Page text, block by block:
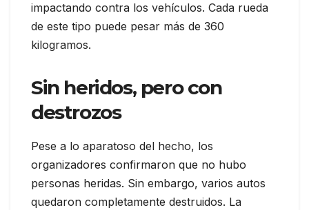
impactando contra los vehículos. Cada rueda
de este tipo puede pesar más de 360
kilogramos.
Sin heridos, pero con
destrozos
Pese a lo aparatoso del hecho, los
organizadores confirmaron que no hubo
personas heridas. Sin embargo, varios autos
quedaron completamente destruidos. La